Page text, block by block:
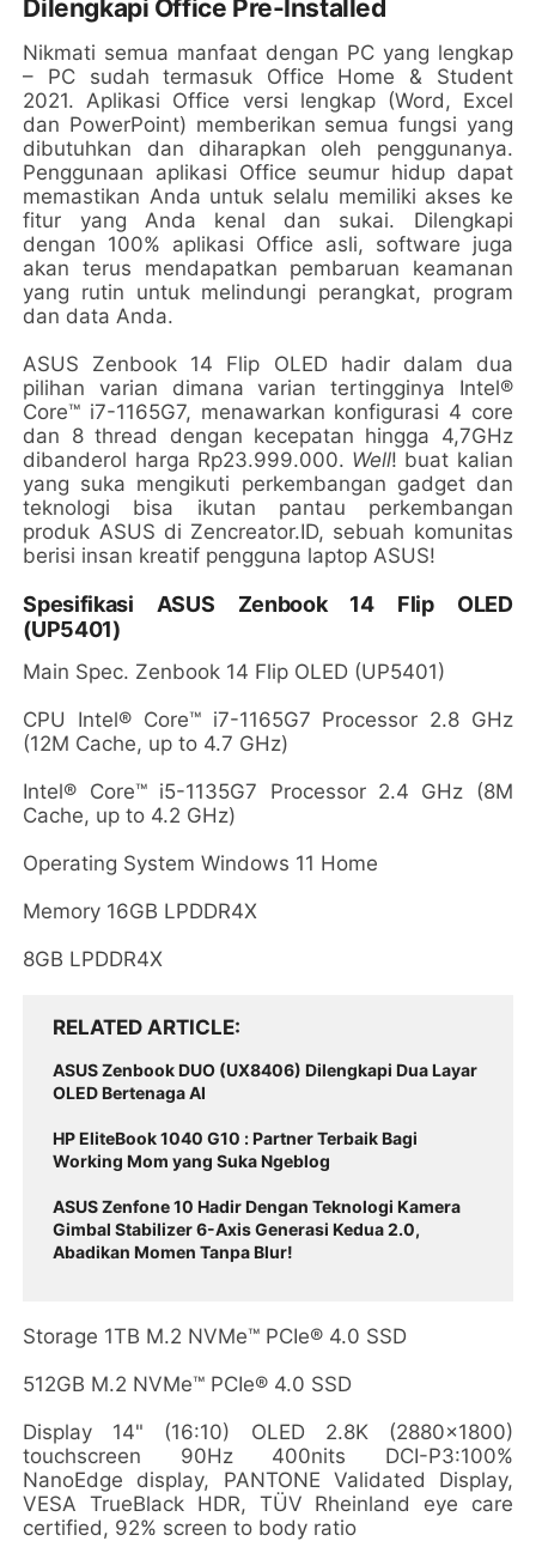
Dilengkapi Office Pre-Installed
Nikmati semua manfaat dengan PC yang lengkap
– PC sudah termasuk Office Home & Student
2021. Aplikasi Office versi lengkap (Word, Excel
dan PowerPoint) memberikan semua fungsi yang
dibutuhkan dan diharapkan oleh penggunanya.
Penggunaan aplikasi Office seumur hidup dapat
memastikan Anda untuk selalu memiliki akses ke
fitur yang Anda kenal dan sukai. Dilengkapi
dengan 100% aplikasi Office asli, software juga
akan terus mendapatkan pembaruan keamanan
yang rutin untuk melindungi perangkat, program
dan data Anda.
ASUS Zenbook 14 Flip OLED hadir dalam dua
pilihan varian dimana varian tertingginya Intel®
Core™ i7-1165G7, menawarkan konfigurasi 4 core
dan 8 thread dengan kecepatan hingga 4,7GHz
dibanderol harga Rp23.999.000. Well! buat kalian
yang suka mengikuti perkembangan gadget dan
teknologi bisa ikutan pantau perkembangan
produk ASUS di Zencreator.ID, sebuah komunitas
berisi insan kreatif pengguna laptop ASUS!
Spesifikasi ASUS Zenbook 14 Flip OLED
(UP5401)
Main Spec. Zenbook 14 Flip OLED (UP5401)
CPU Intel® Core™ i7-1165G7 Processor 2.8 GHz
(12M Cache, up to 4.7 GHz)
Intel® Core™ i5-1135G7 Processor 2.4 GHz (8M
Cache, up to 4.2 GHz)
Operating System Windows 11 Home
Memory 16GB LPDDR4X
8GB LPDDR4X
RELATED ARTICLE
ASUS Zenbook DUO (UX8406) Dilengkapi Dua Layar
OLED Bertenaga AI
HP EliteBook 1040 G10 : Partner Terbaik Bagi
Working Mom yang Suka Ngeblog
ASUS Zenfone 10 Hadir Dengan Teknologi Kamera
Gimbal Stabilizer 6-Axis Generasi Kedua 2.0,
Abadikan Momen Tanpa Blur!
Storage 1TB M.2 NVMe™ PCIe® 4.0 SSD
512GB M.2 NVMe™ PCIe® 4.0 SSD
Display 14" (16:10) OLED 2.8K (2880x1800)
touchscreen 90Hz 400nits DCI-P3:100%
NanoEdge display, PANTONE Validated Display,
VESA TrueBlack HDR, TÜV Rheinland eye care
certified, 92% screen to body ratio